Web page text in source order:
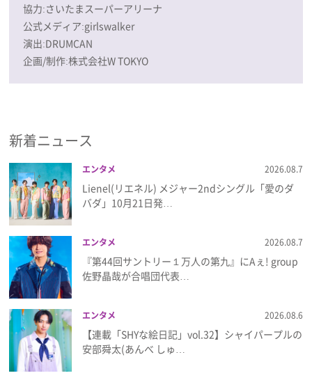
協力:さいたまスーパーアリーナ
公式メディア:girlswalker
演出:DRUMCAN
企画/制作:株式会社W TOKYO
新着ニュース
エンタメ 2026.08.7
Lienel(リエネル) メジャー2ndシングル「愛のダ
バダ」10月21日発…
エンタメ 2026.08.7
『第44回サントリー１万人の第九』にAぇ! group
佐野晶哉が合唱団代表…
エンタメ 2026.08.6
【連載「SHYな絵日記」vol.32】シャイパープルの
安部舜太(あんべ しゅ…